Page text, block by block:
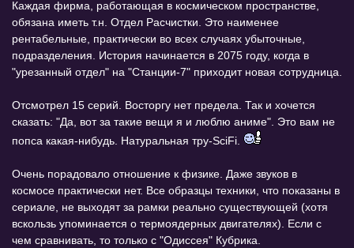
Каждая фирма, работающая в космическом пространстве,
обязана иметь т.н. Отдел Расчистки. Это наименее
рентабельные, практически во всех случаях убыточные,
подразделения. История начинается в 2075 году, когда в
"урезанный отдел" на "Станции-7" приходит новая сотрудница.
Отсмотрел 15 серий. Восторгу нет предела. Так и хочется
сказать: "Да, вот за такие вещи я и люблю аниме". Это вам не
попса какая-нибудь. Натуральная тру-SciFi.
Очень порадовало отношение к физике. Даже звуков в
космосе практически нет. Все образцы техники, что показаны в
сериале, не выходят за рамки реально существующей (хотя
вскользь упоминается о термоядерных двигателях). Если с
чем сравнивать, то только с "Одиссея" Кубрика.